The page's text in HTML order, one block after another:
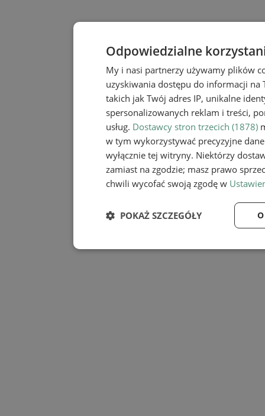
Odpowiedzialne
My i nasi partnerzy używamy plików
uzyskiwania dostępu do informacji
takich jak Twój adres IP, unikalne
spersonalizowanych reklam i treści,
usług. Dostawcy stron trzecich (1878)
w tym wykorzystywać precyzyjne
wyłącznie tej witryny. Niektórzy
zamiast na zgodzie; masz prawo
chwili wycofać swoją zgodę w
POKAŻ SZCZEGÓŁY
Niezbędne